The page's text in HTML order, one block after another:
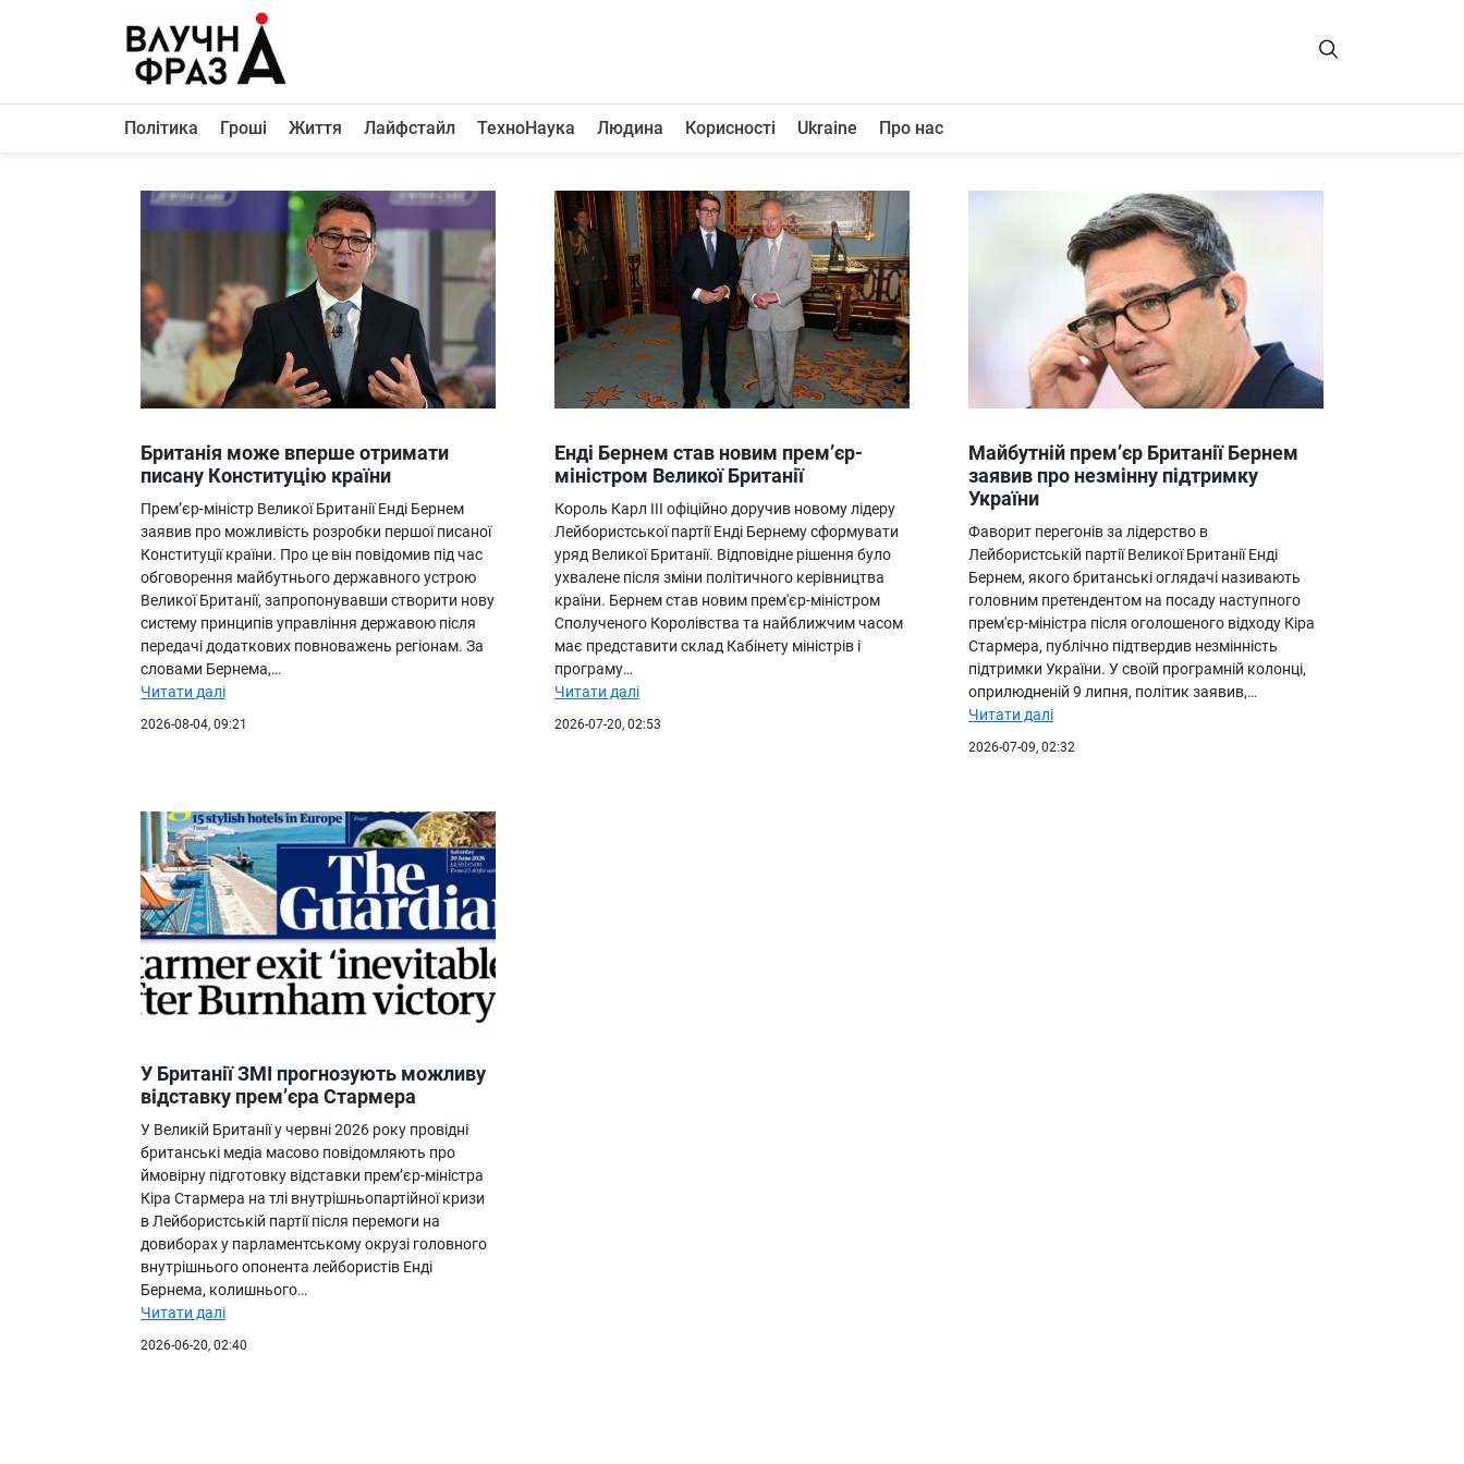
Політика
ТехноНаука
Людина
Корисності
Про нас
Політика Гроші Життя Лайфстайл ТехноНаука Людина Корисності Ukraine Про нас
Британія може вперше отримати
писану Конституцію країни
Прем’єр-міністр Великої Британії Енді Бернем
заявив про можливість розробки першої писаної
Конституції країни. Про це він повідомив під час
обговорення майбутнього державного устрою
Великої Британії, запропонувавши створити нову
систему принципів управління державою після
передачі додаткових повноважень регіонам. За
словами Бернема,…
Читати далі
2026-08-04, 09:21
Енді Бернем став новим прем’єр-
міністром Великої Британії
Король Карл III офіційно доручив новому лідеру
Лейбористської партії Енді Бернему сформувати
уряд Великої Британії. Відповідне рішення було
ухвалене після зміни політичного керівництва
країни. Бернем став новим прем'єр-міністром
Сполученого Королівства та найближчим часом
має представити склад Кабінету міністрів і
програму…
Читати далі
2026-07-20, 02:53
Майбутній прем’єр Британії Бернем
заявив про незмінну підтримку
України
Фаворит перегонів за лідерство в
Лейбористській партії Великої Британії Енді
Бернем, якого британські оглядачі називають
головним претендентом на посаду наступного
прем'єр-міністра після оголошеного відходу Кіра
Стармера, публічно підтвердив незмінність
підтримки України. У своїй програмній колонці,
оприлюдненій 9 липня, політик заявив,…
Читати далі
2026-07-09, 02:32
У Британії ЗМІ прогнозують можливу
відставку прем’єра Стармера
У Великій Британії у червні 2026 року провідні
британські медіа масово повідомляють про
ймовірну підготовку відставки прем’єр-міністра
Кіра Стармера на тлі внутрішньопартійної кризи
в Лейбористській партії після перемоги на
довиборах у парламентському окрузі головного
внутрішнього опонента лейбористів Енді
Бернема, колишнього…
Читати далі
2026-06-20, 02:40